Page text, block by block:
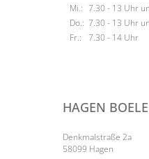
Mi.: 7.30 - 13 Uhr
Do.: 7.30 - 13 Uhr
Fr.:
7.30 - 14 Uhr
HAGEN BOELE
Denkmalstraße 2a
58099 Hagen